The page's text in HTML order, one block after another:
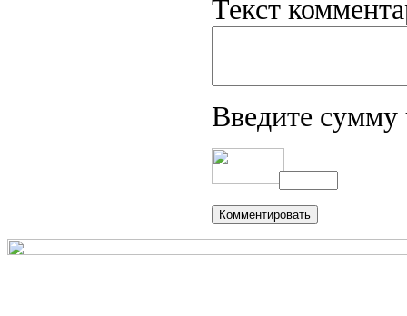
Текст
Введите сумму